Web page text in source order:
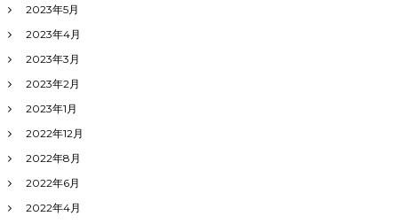
2023年5月
2023年4月
2023年3月
2023年2月
2023年1月
2022年12月
2022年8月
2022年6月
2022年4月